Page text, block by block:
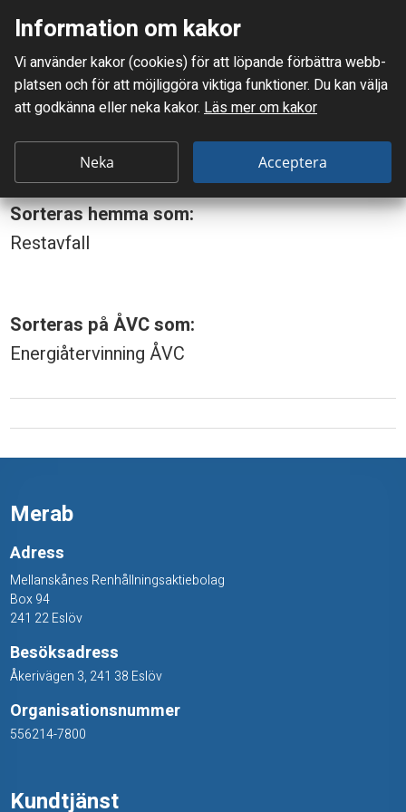
Mellanskånes Renhållnings AB
Du är här: Torkarblad
T
r
k
a
b
a
d
Torkarblad
Sorteras hemma som:
Restavfall
Sorteras på ÅVC som:
Energiåtervinning ÅVC
Merab
Adress
Mellanskånes Renhållningsaktiebolag
Box 94
241 22 Eslöv
Besöksadress
Åkerivägen 3, 241 38 Eslöv
Organisationsnummer
556214-7800
Kundtjänst
Information om kakor
Vi använder kakor (cookies) för att löpande förbättra webb­
platsen och för att möjlig­göra viktiga funktioner. Du kan välja
att godkänna eller neka kakor. Läs mer om kakor
Neka Acceptera